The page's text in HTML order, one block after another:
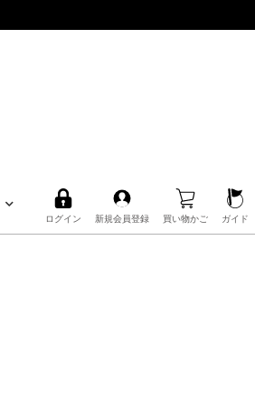
ログイン 新規会員登録 買い物かご ガイド